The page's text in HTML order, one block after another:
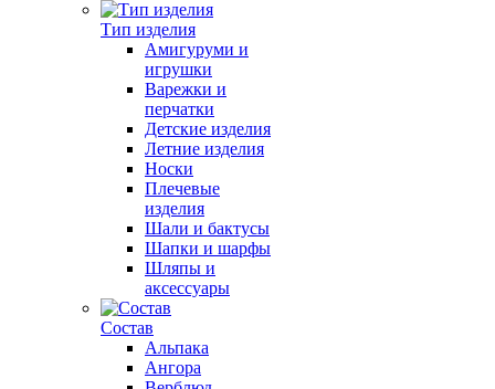
Тип изделия
Амигуруми и
игрушки
Варежки и
перчатки
Детские изделия
Летние изделия
Носки
Плечевые
изделия
Шали и бактусы
Шапки и шарфы
Шляпы и
аксессуары
Состав
Альпака
Ангора